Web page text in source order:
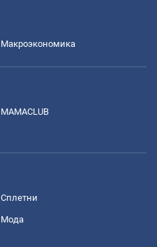
Mакроэкономика
MAMACLUB
Сплетни
Мода